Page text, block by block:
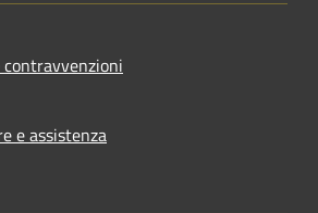
e assistenza